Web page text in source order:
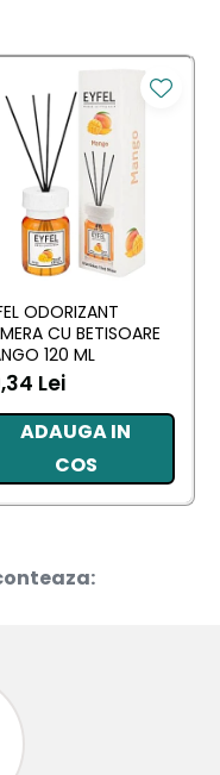
ODORIZANT
CU BETISOARE
120 ML
Lei
ADAUGA IN
COS